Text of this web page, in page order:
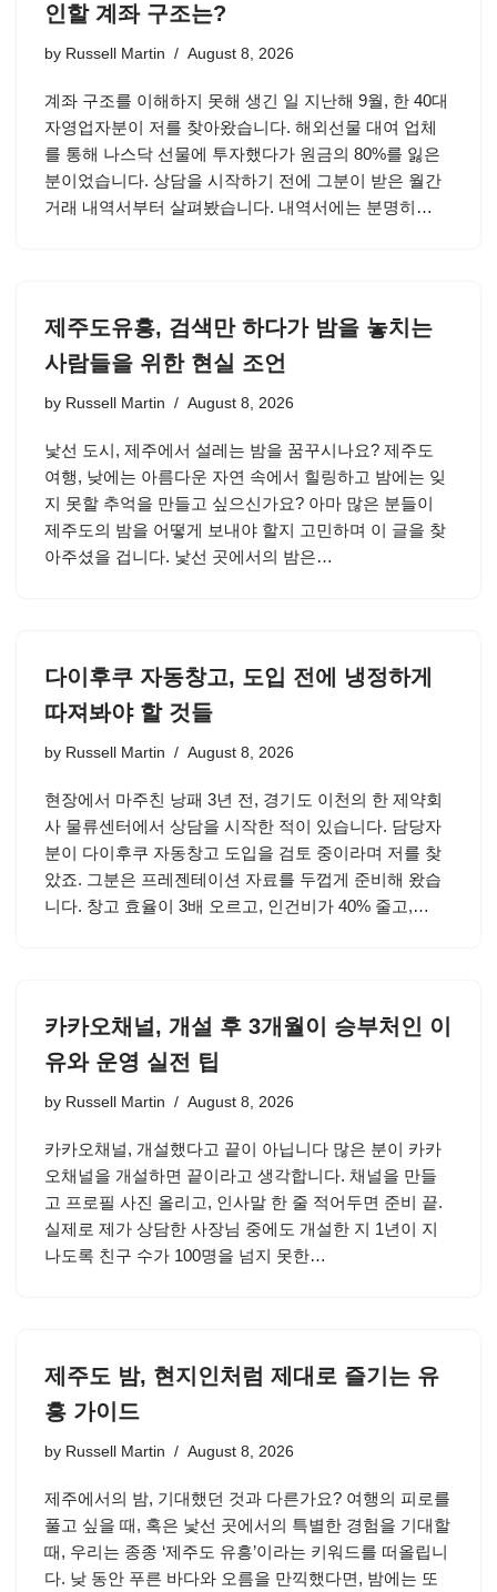
인할 계좌 구조는?
by Russell Martin August 8, 2026
계좌 구조를 이해하지 못해 생긴 일 지난해 9월, 한 40대
자영업자분이 저를 찾아왔습니다. 해외선물 대여 업체
를 통해 나스닥 선물에 투자했다가 원금의 80%를 잃은
분이었습니다. 상담을 시작하기 전에 그분이 받은 월간
거래 내역서부터 살펴봤습니다. 내역서에는 분명히…
제주도유흥, 검색만 하다가 밤을 놓치는
사람들을 위한 현실 조언
by Russell Martin August 8, 2026
낯선 도시, 제주에서 설레는 밤을 꿈꾸시나요? 제주도
여행, 낮에는 아름다운 자연 속에서 힐링하고 밤에는 잊
지 못할 추억을 만들고 싶으신가요? 아마 많은 분들이
제주도의 밤을 어떻게 보내야 할지 고민하며 이 글을 찾
아주셨을 겁니다. 낯선 곳에서의 밤은…
다이후쿠 자동창고, 도입 전에 냉정하게
따져봐야 할 것들
by Russell Martin August 8, 2026
현장에서 마주친 낭패 3년 전, 경기도 이천의 한 제약회
사 물류센터에서 상담을 시작한 적이 있습니다. 담당자
분이 다이후쿠 자동창고 도입을 검토 중이라며 저를 찾
았죠. 그분은 프레젠테이션 자료를 두껍게 준비해 왔습
니다. 창고 효율이 3배 오르고, 인건비가 40% 줄고,…
카카오채널, 개설 후 3개월이 승부처인 이
유와 운영 실전 팁
by Russell Martin August 8, 2026
카카오채널, 개설했다고 끝이 아닙니다 많은 분이 카카
오채널을 개설하면 끝이라고 생각합니다. 채널을 만들
고 프로필 사진 올리고, 인사말 한 줄 적어두면 준비 끝.
실제로 제가 상담한 사장님 중에도 개설한 지 1년이 지
나도록 친구 수가 100명을 넘지 못한…
제주도 밤, 현지인처럼 제대로 즐기는 유
흥 가이드
by Russell Martin August 8, 2026
제주에서의 밤, 기대했던 것과 다른가요? 여행의 피로를
풀고 싶을 때, 혹은 낯선 곳에서의 특별한 경험을 기대할
때, 우리는 종종 ‘제주도 유흥’이라는 키워드를 떠올립니
다. 낮 동안 푸른 바다와 오름을 만끽했다면, 밤에는 또